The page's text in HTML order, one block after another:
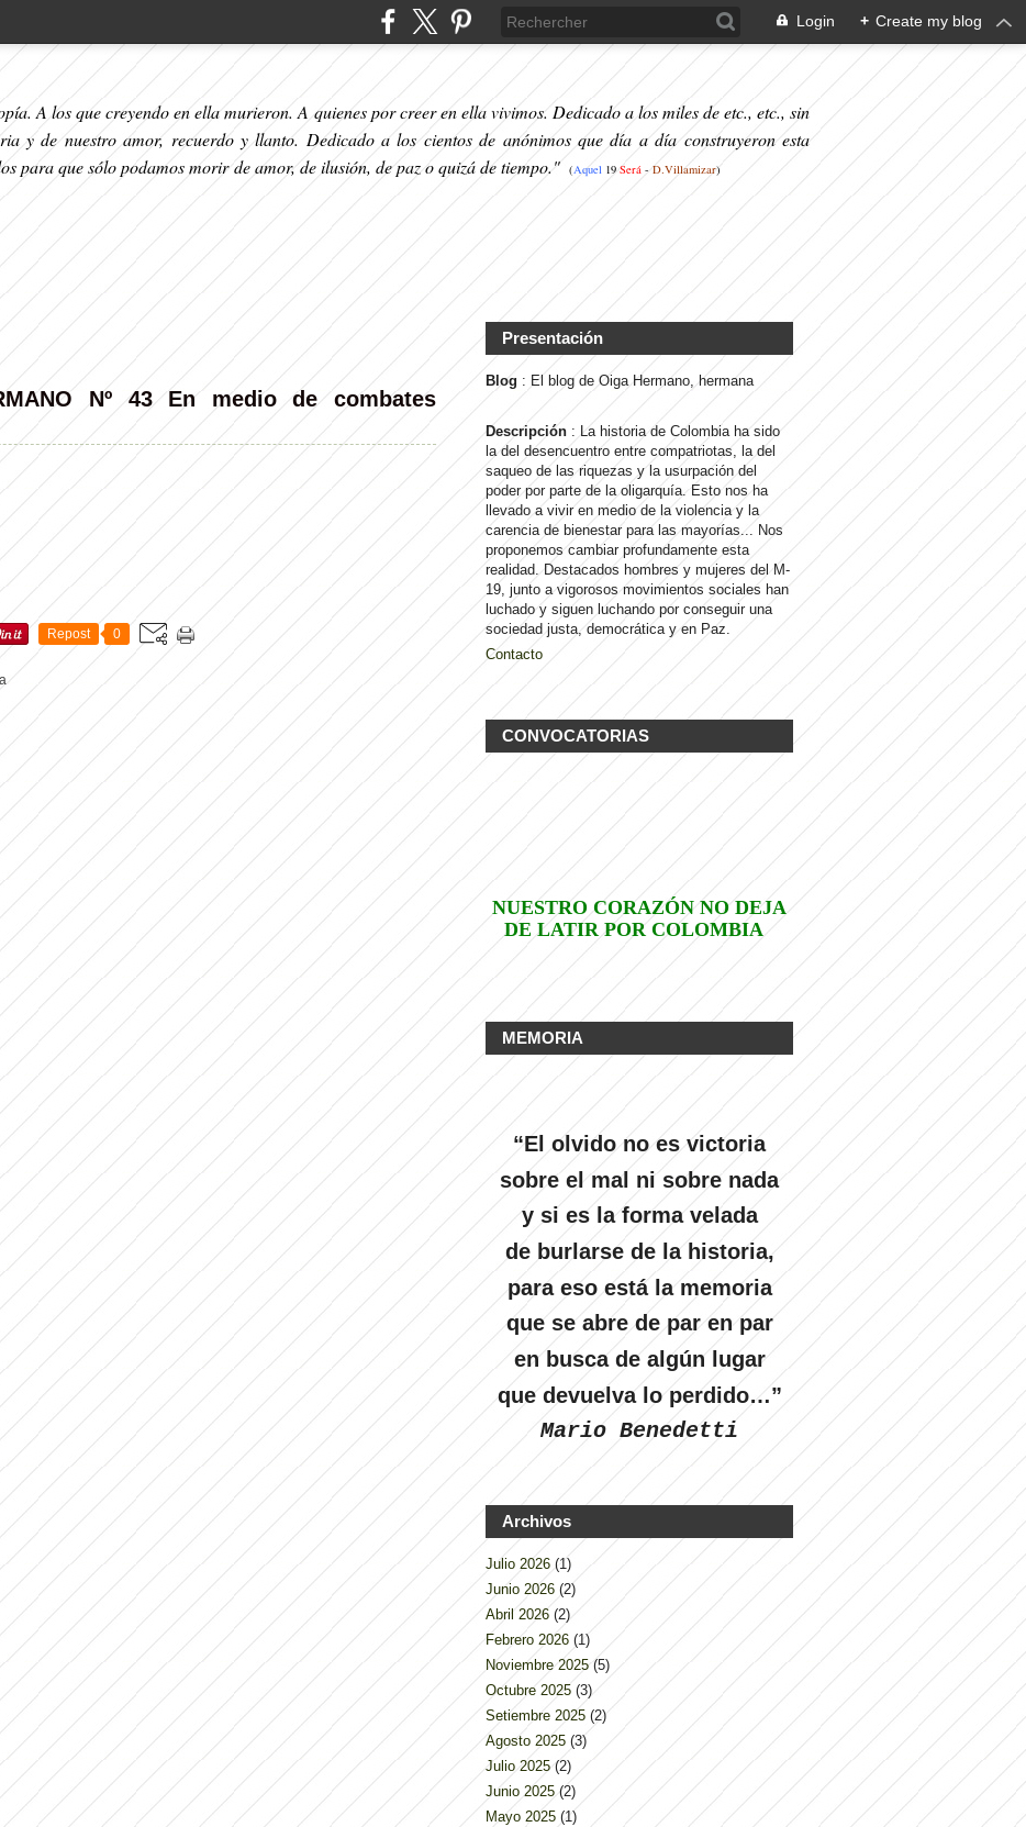
Login + Create my blog
A los que creyendo en ella murieron. A quienes por creer en ella vivimos. Dedicado a los miles de etc., etc., sin
y de nuestro amor, recuerdo y llanto. Dedicado a los cientos de anónimos que día a día construyeron esta
para que sólo podamos morir de amor, de ilusión, de paz o quizá de tiempo." (Aquel 19 Será - D.Villamizar)
Nº 43 En medio de combates
Repost 0
Presentación
Blog : El blog de Oiga Hermano, hermana
Descripción : La historia de Colombia ha sido
la del desencuentro entre compatriotas, la del
saqueo de las riquezas y la usurpación del
poder por parte de la oligarquía. Esto nos ha
llevado a vivir en medio de la violencia y la
carencia de bienestar para las mayorías... Nos
proponemos cambiar profundamente esta
realidad. Destacados hombres y mujeres del M-
19, junto a vigorosos movimientos sociales han
luchado y siguen luchando por conseguir una
sociedad justa, democrática y en Paz.
Contacto
CONVOCATORIAS
NUESTRO CORAZÓN NO DEJA
DE LATIR POR COLOMBIA
MEMORIA
“El olvido no es victoria
sobre el mal ni sobre nada
y si es la forma velada
de burlarse de la historia,
para eso está la memoria
que se abre de par en par
en busca de algún lugar
que devuelva lo perdido…”
Mario Benedetti
Archivos
Julio 2026 (1)
Junio 2026 (2)
Abril 2026 (2)
Febrero 2026 (1)
Noviembre 2025 (5)
Octubre 2025 (3)
Setiembre 2025 (2)
Agosto 2025 (3)
Julio 2025 (2)
Junio 2025 (2)
Mayo 2025 (1)